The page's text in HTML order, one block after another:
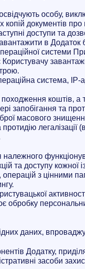
особу,
документів
доступи та
в
системи
система, IP-
коштів, а
запобігання та
масового
протидію
та доступу кожної
з цінними
обробку
даних,
Додатку,
засоби